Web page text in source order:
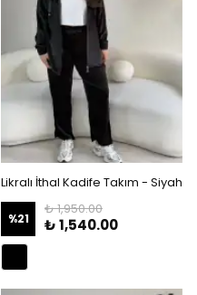
Likralı İthal Kadife Takım - Siyah
%21
₺ 1,950.00
₺ 1,540.00